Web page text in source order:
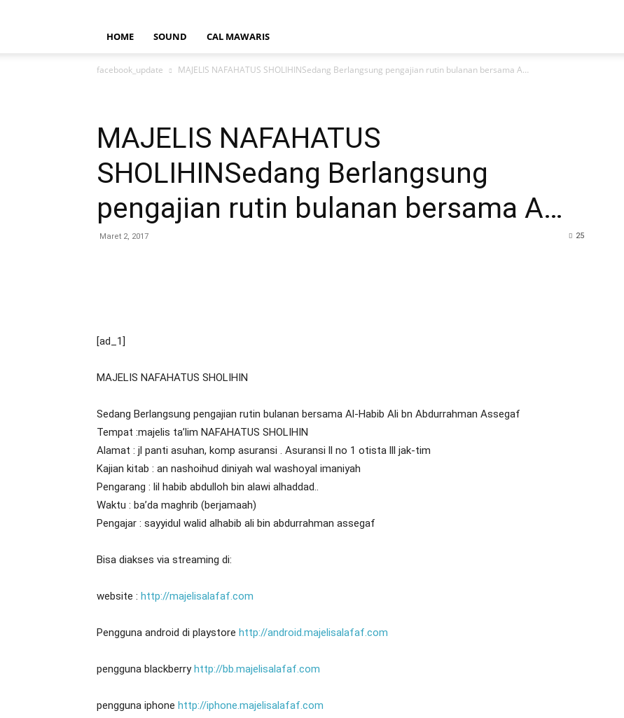
HOME SOUND CAL MAWARIS
facebook_update MAJELIS NAFAHATUS SHOLIHINSedang Berlangsung pengajian rutin bulanan bersama A…
MAJELIS NAFAHATUS
SHOLIHINSedang Berlangsung
pengajian rutin bulanan bersama A…
Maret 2, 2017 25
[ad_1]
MAJELIS NAFAHATUS SHOLIHIN
Sedang Berlangsung pengajian rutin bulanan bersama Al-Habib Ali bn Abdurrahman Assegaf
Tempat :majelis ta’lim NAFAHATUS SHOLIHIN
Alamat : jl panti asuhan, komp asuransi . Asuransi ll no 1 otista lll jak-tim
Kajian kitab : an nashoihud diniyah wal washoyal imaniyah
Pengarang : lil habib abdulloh bin alawi alhaddad..
Waktu : ba’da maghrib (berjamaah)
Pengajar : sayyidul walid alhabib ali bin abdurrahman assegaf
Bisa diakses via streaming di:
website : http://majelisalafaf.com
Pengguna android di playstore http://android.majelisalafaf.com
pengguna blackberryhttp://bb.majelisalafaf.com
pengguna iphone http://iphone.majelisalafaf.com